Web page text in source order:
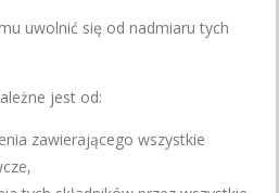
uwolnić się od nadmiaru tych
jest od:
zawierającego wszystkie